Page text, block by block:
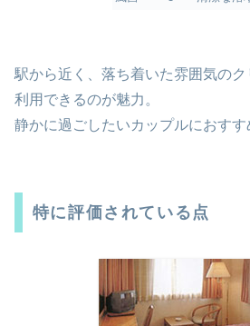
駅から近く、落ち着いた雰囲気の
利用できるのが魅力。
静かに過ごしたいカップルにおすす
特に評価されている点